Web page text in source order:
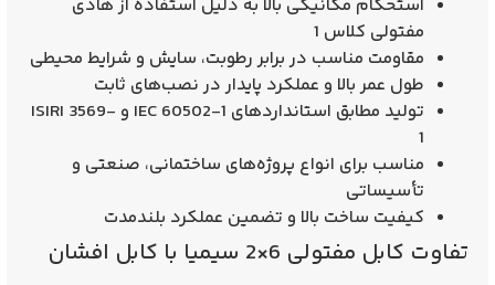
استحکام مکانیکی بالا به دلیل استفاده از هادی
مفتولی کلاس 1
مقاومت مناسب در برابر رطوبت، سایش و شرایط محیطی
طول عمر بالا و عملکرد پایدار در نصب‌های ثابت
تولید مطابق استانداردهای IEC 60502-1 و ISIRI 3569-
1
مناسب برای انواع پروژه‌های ساختمانی، صنعتی و
تأسیساتی
کیفیت ساخت بالا و تضمین عملکرد بلندمدت
تفاوت کابل مفتولی 6×2 سیمیا با کابل افشان